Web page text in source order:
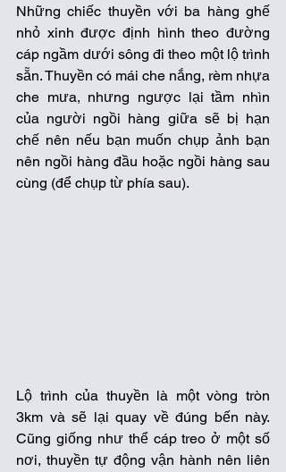
Những chiếc thuyền với ba hàng ghế
nhỏ xinh được định hình theo đường
cáp ngầm dưới sông đi theo một lộ trình
sẵn. Thuyền có mái che nắng, rèm nhựa
che mưa, nhưng ngược lại tầm nhìn
của người ngồi hàng giữa sẽ bị hạn
chế nên nếu bạn muốn chụp ảnh bạn
nên ngồi hàng đầu hoặc ngồi hàng sau
cùng (để chụp từ phía sau).
Lộ trình của thuyền là một vòng tròn
3km và sẽ lại quay về đúng bến này.
Cũng giống như thể cáp treo ở một số
nơi, thuyền tự động vận hành nên liên